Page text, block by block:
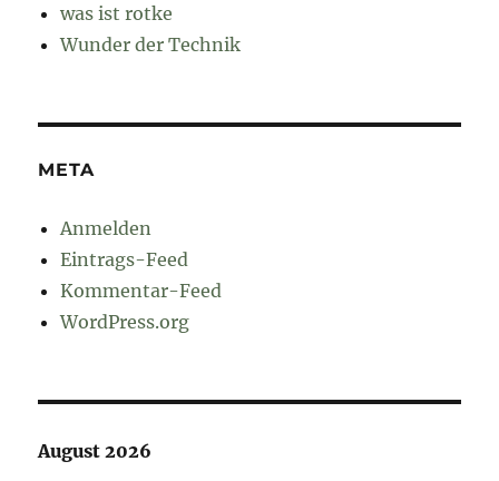
was ist rotke
Wunder der Technik
META
Anmelden
Eintrags-Feed
Kommentar-Feed
WordPress.org
August 2026